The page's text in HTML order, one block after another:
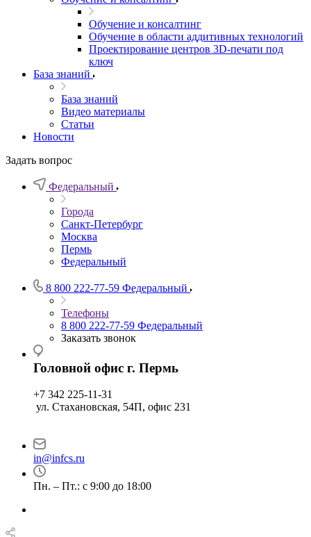
Обучение и консалтинг
Обучение в области аддитивных технологий
Проектирование центров 3D-печати под
ключ
База знаний
База знаний
Видео материалы
Статьи
Новости
Задать вопрос
Федеральный
Города
Санкт-Петербург
Москва
Пермь
Федеральный
8 800 222-77-59 Федеральный
Телефоны
8 800 222-77-59 Федеральный
Заказать звонок
Головной офис г. Пермь
+7 342 225-11-31
ул. Стахановская, 54П, офис 231
in@infcs.ru
Пн. – Пт.: с 9:00 до 18:00